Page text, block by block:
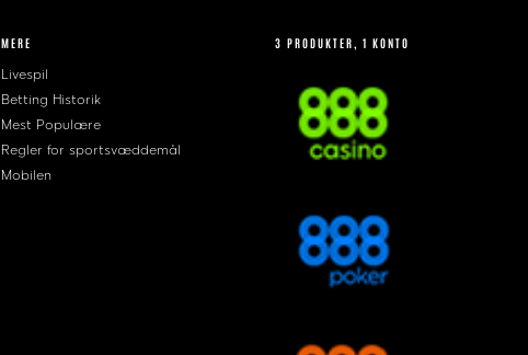
MERE
Livespil
Betting Historik
Mest Populære
Regler for sportsvæddemål
Mobilen
3 PRODUKTER, 1 KONTO